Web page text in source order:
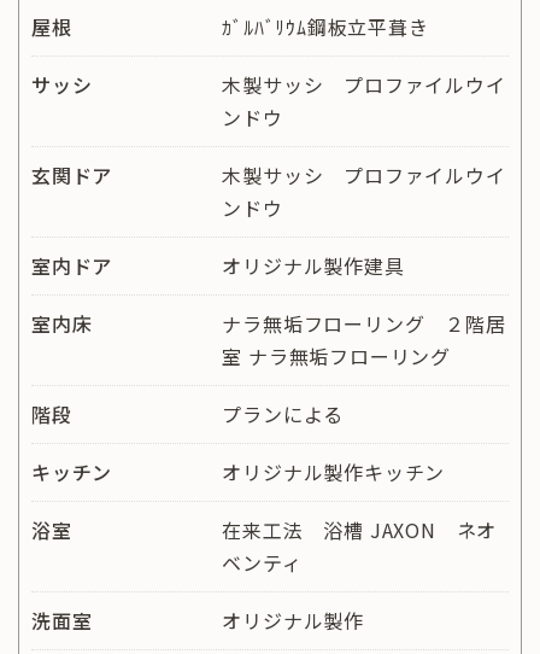
屋根
ｶﾞﾙﾊﾞﾘｳﾑ鋼板立平葺き
サッシ
木製サッシ プロファイルウイ
ンドウ
玄関ドア
木製サッシ プロファイルウイ
ンドウ
室内ドア
オリジナル製作建具
室内床
ナラ無垢フローリング ２階居
室 ナラ無垢フローリング
階段
プランによる
キッチン
オリジナル製作キッチン
浴室
在来工法 浴槽 JAXON ネオ
ベンティ
洗面室
オリジナル製作